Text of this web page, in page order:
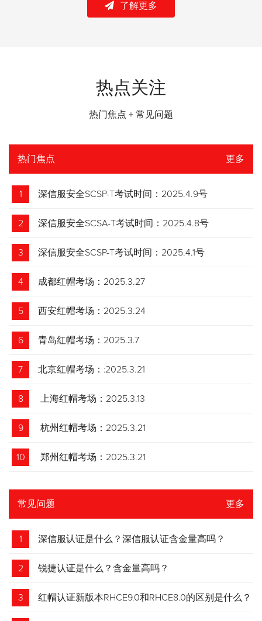
了解更多
热点关注
热门焦点 + 常见问题
热门焦点 更多
1 深信服安全SCSP-T考试时间：2025.4.9号
2 深信服安全SCSA-T考试时间：2025.4.8号
3 深信服安全SCSP-T考试时间：2025.4.1号
4 成都红帽考场：2025.3.27
5 西安红帽考场：2025.3.24
6 青岛红帽考场：2025.3.7
7 北京红帽考场：:2025.3.21
8 上海红帽考场：2025.3.13
9 杭州红帽考场：2025.3.21
10 郑州红帽考场：2025.3.21
常见问题 更多
1 深信服认证是什么？深信服认证含金量高吗？
2 锐捷认证是什么？含金量高吗？
3 红帽认证新版本RHCE9.0和RHCE8.0的区别是什么？